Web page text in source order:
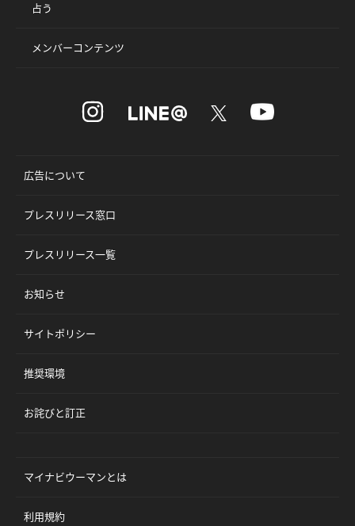
占う
メンバーコンテンツ
広告について
プレスリリース窓口
プレスリリース一覧
お知らせ
サイトポリシー
推奨環境
お詫びと訂正
マイナビウーマンとは
利用規約